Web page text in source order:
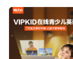
我們應該倚靠
8. Yes,
but the